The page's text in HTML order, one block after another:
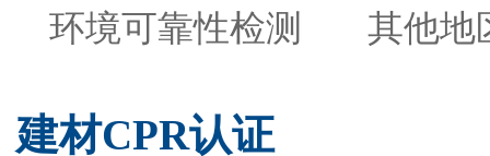
环境可靠性检测
其他地
建材CPR认证